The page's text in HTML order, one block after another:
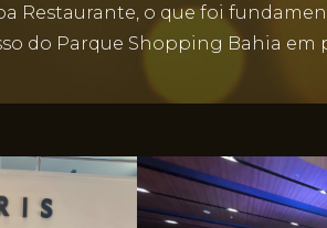
Restaurante, o que foi
do Parque Shopping Bahia em